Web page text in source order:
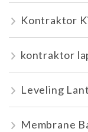
Kontraktor
kontraktor
Leveling
Membrane